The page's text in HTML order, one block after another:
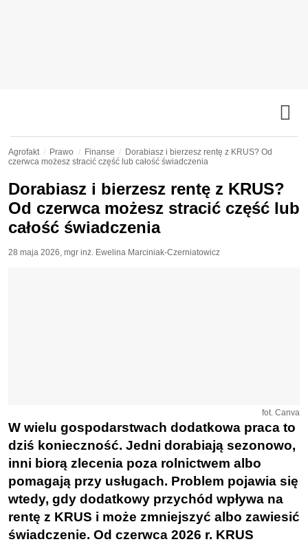
Agrofakt Prawo Finanse
Dorabiasz i bierzesz rentę z KRUS? Od
czerwca możesz stracić część lub całość świadczenia
Dorabiasz i bierzesz rentę z KRUS?
Od czerwca możesz stracić część lub
całość świadczenia
28 maja 2026, mgr inż. Ewelina Marciniak-Czerniatowicz
fot. Canva
W wielu gospodarstwach dodatkowa praca to
dziś konieczność. Jedni dorabiają sezonowo,
inni biorą zlecenia poza rolnictwem albo
pomagają przy usługach. Problem pojawia się
wtedy, gdy dodatkowy przychód wpływa na
rentę z KRUS i może zmniejszyć albo zawiesić
świadczenie. Od czerwca 2026 r. KRUS